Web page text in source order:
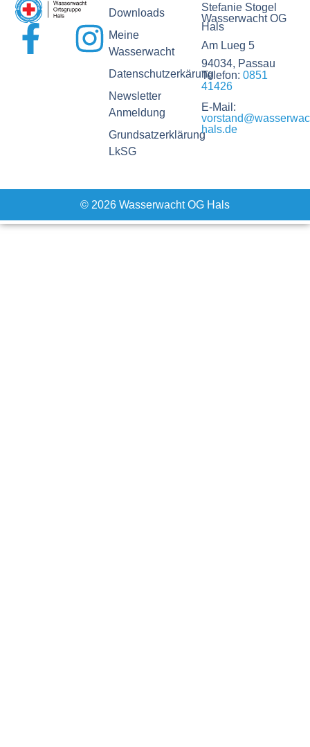
Downloads
Meine
Wasserwacht
Datenschutzerkärung
Newsletter
Anmeldung
Grundsatzerklärung
LkSG
Stefanie Stogel
Wasserwacht OG
Hals
Am Lueg 5
94034, Passau
Telefon:0851
41426
E-Mail:
hals.de
© 2026 Wasserwacht OG Hals